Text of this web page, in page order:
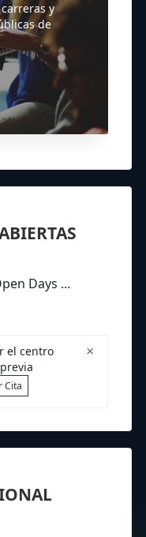
y
de
Days ...
×
el centro
Cita